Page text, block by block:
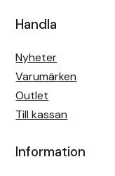
Handla
Nyheter
Varumärken
Outlet
Till kassan
Information
Källquist Equestrian
Karlslund
Kidka of Iceland